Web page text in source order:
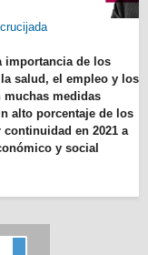
importancia de los
salud, el empleo y los
muchas medidas
alto porcentaje de los
en 2021 a
y social